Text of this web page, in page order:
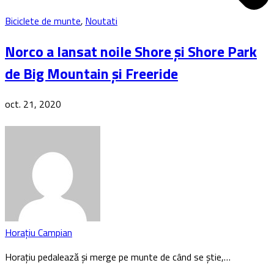
Biciclete de munte, Noutati
Norco a lansat noile Shore și Shore Park
de Big Mountain și Freeride
oct. 21, 2020
Horațiu Campian
Horaţiu pedalează şi merge pe munte de când se ştie,…